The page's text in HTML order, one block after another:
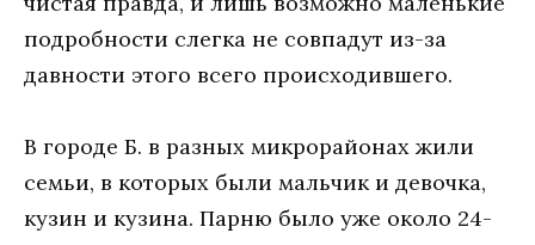
подробности слегка не совпадут из-за
давности этого всего происходившего.
В городе Б. в разных микрорайонах жили
семьи, в которых были мальчик и девочка,
кузин и кузина. Парню было уже около 24-